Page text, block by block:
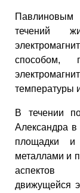
Павлиновым
течений
способом,
температуры
В течении
Александра
площадки
металлами и
аспектов
движущейся